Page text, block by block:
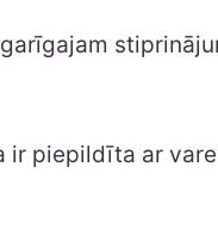
ir piepildīta ar